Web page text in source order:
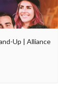
Up | Alliance